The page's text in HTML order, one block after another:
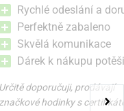
Rychlé odeslání a
Perfektně zabaleno
Skvělá komunikace
Dárek k nákupu
Určitě doporučuji, prodávají
značkové hodinky s